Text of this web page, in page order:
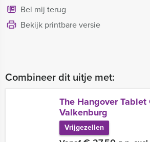
Bel mij terug
Bekijk printbare versie
Combineer dit uitje met:
The Hangover Tablet
Valkenburg
Vrijgezellen